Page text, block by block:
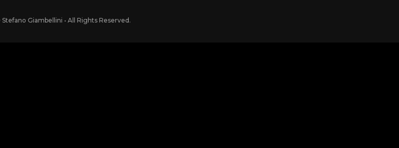
Giambellini • All Rights Reserved.